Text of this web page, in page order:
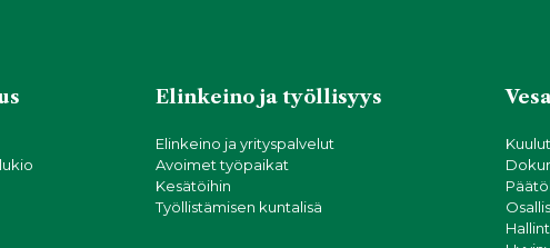
Elinkeino ja työllisyys
Elinkeino ja yrityspalvelut
Avoimet työpaikat
Kesätöihin
Työllistämisen kuntalisä